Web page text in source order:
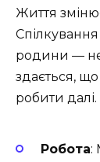
Життя
родини — не
здається,
робити далі.
Робота: